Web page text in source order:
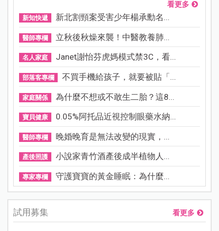
看更多
新知快遞 新北割頸案受害少年楊承勳名...
醫師專欄 立秋後秋燥來襲！中醫教養肺...
名人家庭 Janet謝怡芬虎媽模式禁3C，看...
部落客專欄 不買手機給孩子，就要被貼「...
家庭關係 為什麼不想或不敢生二胎？這8...
寶貝健康 0.05%阿托品近視控制眼藥水納...
醫師專欄 晚婚晚育是無法改變的現實，...
產後照護 小說家青竹酒產後成半植物人...
專家專欄 守護寶寶的黃金睡眠：為什麼...
試用募集 看更多